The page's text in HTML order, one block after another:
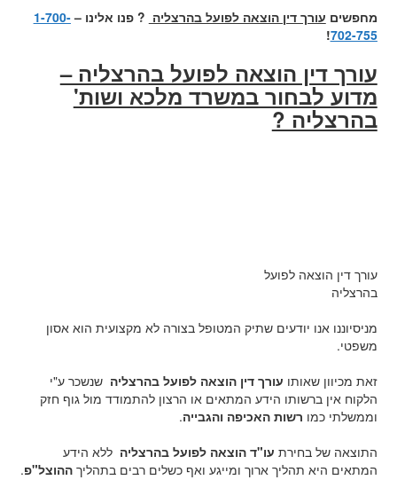
מחפשים עורך דין הוצאה לפועל בהרצליה ? פנו אלינו –1-700-
702-755
!
עורך דין הוצאה לפועל בהרצליה –
מדוע לבחור במשרד מלכא ושות'
בהרצליה ?
עורך דין הוצאה לפועל
בהרצליה
מניסיוננו אנו יודעים שתיק המטופל בצורה לא מקצועית הוא אסון
משפטי.
זאת מכיוון שאותו עורך דין הוצאה לפועל בהרצליה שנשכר ע"י
הלקוח אין ברשותו הידע המתאים או הרצון להתמודד מול גוף חזק
וממשלתי כמו רשות האכיפה והגבייה.
התוצאה של בחירת עו"ד הוצאה לפועל בהרצליה ללא הידע
המתאים היא תהליך ארוך ומייגע ואף כשלים רבים בתהליךההוצל"פ.